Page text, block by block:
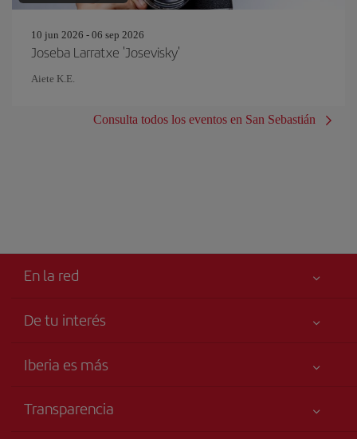
10 jun 2026 - 06 sep 2026
Joseba Larratxe 'Josevisky'
Aiete K.E.
Consulta todos los eventos en San Sebastián
En la red
De tu interés
Accesibilidad
Iberia es más
Grupo Iberia
Transparencia